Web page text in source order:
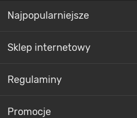
Najpopularniejsze
Sklep internetowy
Regulaminy
Promocje